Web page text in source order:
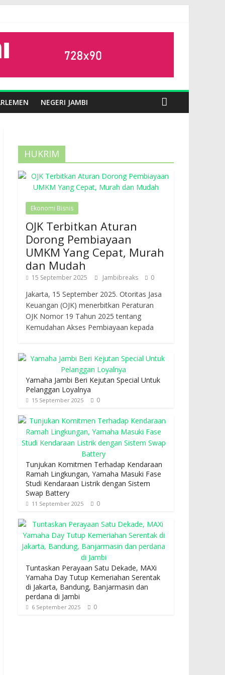
NEGERI JAMBI
HUKRIM
Ekonomi Bisnis
OJK Terbitkan Aturan
Dorong Pembiayaan
UMKM Yang Cepat, Murah
dan Mudah
15 September 2025 Jambibreaks 0
Jakarta, 15 September 2025. Otoritas Jasa
Keuangan (OJK) menerbitkan Peraturan
OJK Nomor 19 Tahun 2025 tentang
Kemudahan Akses Pembiayaan kepada
Yamaha Jambi Beri Kejutan Special Untuk
Pelanggan Loyalnya
15 September 2025 0
Tunjukan Komitmen Terhadap Kendaraan
Ramah Lingkungan, Yamaha Masuki Fase
Studi Kendaraan Listrik dengan Sistem
Swap Battery
11 September 2025 0
Tuntaskan Perayaan Satu Dekade, MAXi
Yamaha Day Tutup Kemeriahan Serentak
di Jakarta, Bandung, Banjarmasin dan
perdana di Jambi
6 September 2025 0